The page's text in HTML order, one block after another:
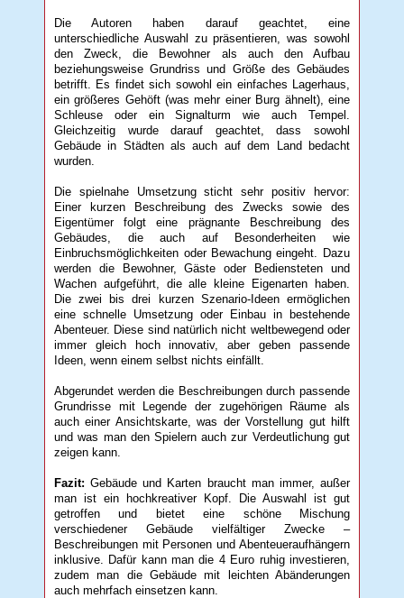
Die Autoren haben darauf geachtet, eine
unterschiedliche Auswahl zu präsentieren, was sowohl
den Zweck, die Bewohner als auch den Aufbau
beziehungsweise Grundriss und Größe des Gebäudes
betrifft. Es findet sich sowohl ein einfaches Lagerhaus,
ein größeres Gehöft (was mehr einer Burg ähnelt), eine
Schleuse oder ein Signalturm wie auch Tempel.
Gleichzeitig wurde darauf geachtet, dass sowohl
Gebäude in Städten als auch auf dem Land bedacht
wurden.
Die spielnahe Umsetzung sticht sehr positiv hervor:
Einer kurzen Beschreibung des Zwecks sowie des
Eigentümer folgt eine prägnante Beschreibung des
Gebäudes, die auch auf Besonderheiten wie
Einbruchsmöglichkeiten oder Bewachung eingeht. Dazu
werden die Bewohner, Gäste oder Bediensteten und
Wachen aufgeführt, die alle kleine Eigenarten haben.
Die zwei bis drei kurzen Szenario-Ideen ermöglichen
eine schnelle Umsetzung oder Einbau in bestehende
Abenteuer. Diese sind natürlich nicht weltbewegend oder
immer gleich hoch innovativ, aber geben passende
Ideen, wenn einem selbst nichts einfällt.
Abgerundet werden die Beschreibungen durch passende
Grundrisse mit Legende der zugehörigen Räume als
auch einer Ansichtskarte, was der Vorstellung gut hilft
und was man den Spielern auch zur Verdeutlichung gut
zeigen kann.
Fazit:Gebäude und Karten braucht man immer, außer
man ist ein hochkreativer Kopf. Die Auswahl ist gut
getroffen und bietet eine schöne Mischung
verschiedener Gebäude vielfältiger Zwecke –
Beschreibungen mit Personen und Abenteueraufhängern
inklusive. Dafür kann man die 4 Euro ruhig investieren,
zudem man die Gebäude mit leichten Abänderungen
auch mehrfach einsetzen kann.